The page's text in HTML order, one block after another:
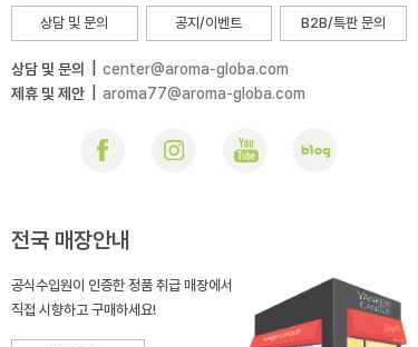
상담 및 문의 공지/이벤트 B2B/특판 문의
상담 및 문의
center@aroma-globa.com
제휴 및 제안
aroma77@aroma-globa.com
전국 매장안내
공식수입원이 인증한 정품 취급 매장에서
직접 시향하고 구매하세요!